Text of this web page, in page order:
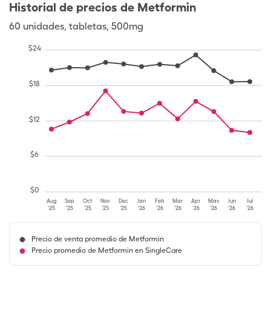
Historial de precios de Metformin
60 unidades, tabletas, 500mg
Aug
'25
Sep
'25
Oct
'25
Nov
'25
Dec
'25
Jan
'26
Feb
'26
Mar
'26
Apr
'26
May
'26
Jun
'26
Jul
'26
$0
$6
$12
$18
$24
Precio de venta promedio de Metformin
Precio promedio de Metformin en SingleCare